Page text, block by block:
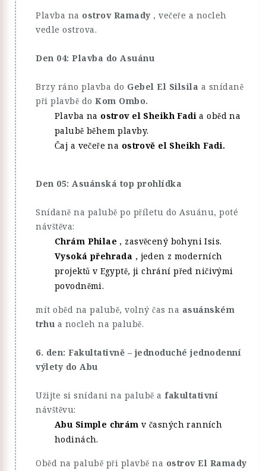
Plavba na ostrov Ramady , večeře a nocleh
vedle ostrova.
Den 04: Plavba do Asuánu
Brzy ráno plavba do Gebel El Silsila a snídaně
při plavbě do Kom Ombo.
Plavba na ostrov el Sheikh Fadi a oběd na
palubě během plavby.
Čaj a večeře na ostrově el Sheikh Fadi.
Den 05: Asuánská top prohlídka
Snídaně na palubě po příletu do Asuánu, poté
návštěva:
Chrám Philae , zasvěcený bohyni Isis.
Vysoká přehrada , jeden z moderních
projektů v Egyptě, ji chrání před ničivými
povodněmi.
mít oběd na palubě, volný čas na asuánském
trhu a nocleh na palubě.
6. den: Fakultativně – jednoduché jednodenní
výlety do Abu
Užijte si snídani na palubě a fakultativní
návštěvu:
Abu Simple chrám v časných ranních
hodinách.
Oběd na palubě při plavbě na ostrov El Ramady